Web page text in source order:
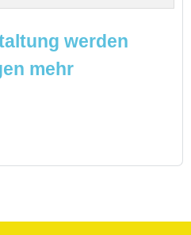
werden
mehr